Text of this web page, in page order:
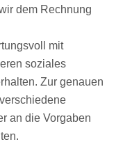
dem Rechnung
mit
soziales
Zur genauen
an die Vorgaben